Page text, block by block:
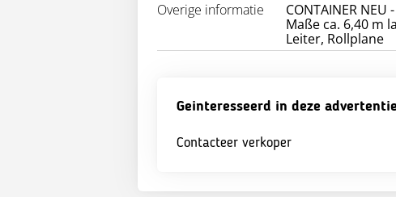
Overige informatie
CONTAINER
Maße ca. 6,40 m
Leiter, Rollplane
Geinteresseerd in deze
Contacteer verkoper